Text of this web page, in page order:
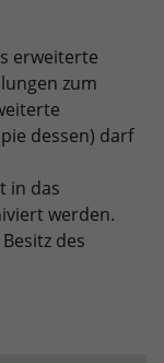
erweiterte
zum
dessen) darf
in das
werden.
des
die Besucher
des
die gezielte